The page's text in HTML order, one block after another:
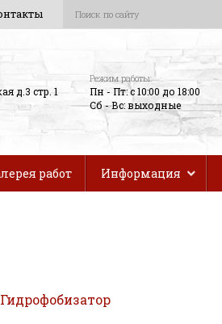
д.3 стр. 1
Режим работы:
Пн - Пт: с 10:00 до 18:00
Сб - Вс: выходные
работ Информация
Гидрофобизатор